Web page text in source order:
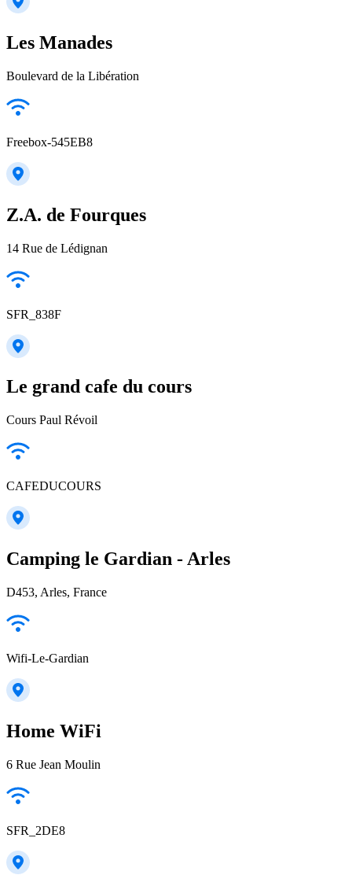
Les Manades
Boulevard de la Libération
Freebox-545EB8
Z.A. de Fourques
14 Rue de Lédignan
SFR_838F
Le grand cafe du cours
Cours Paul Révoil
CAFEDUCOURS
Camping le Gardian - Arles
D453, Arles, France
Wifi-Le-Gardian
Home WiFi
6 Rue Jean Moulin
SFR_2DE8